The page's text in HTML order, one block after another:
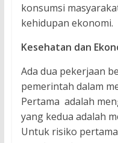
konsumsi
kehidupan ekonomi.
Kesehatan dan
Ada dua pekerjaan
pemerintah dalam
Pertama adalah
yang kedua adalah
Untuk risiko